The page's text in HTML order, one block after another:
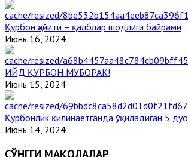
Қурбон ҳайити – қалблар шодлиги байрами
Июнь 16, 2024
ИЙД ҚУРБОН МУБОРАК!
Июнь 15, 2024
Қурбонлик қилинаётганда ўқиладиган 5 дуо
Июнь 14, 2024
СЎНГГИ МАҚОЛАЛАР